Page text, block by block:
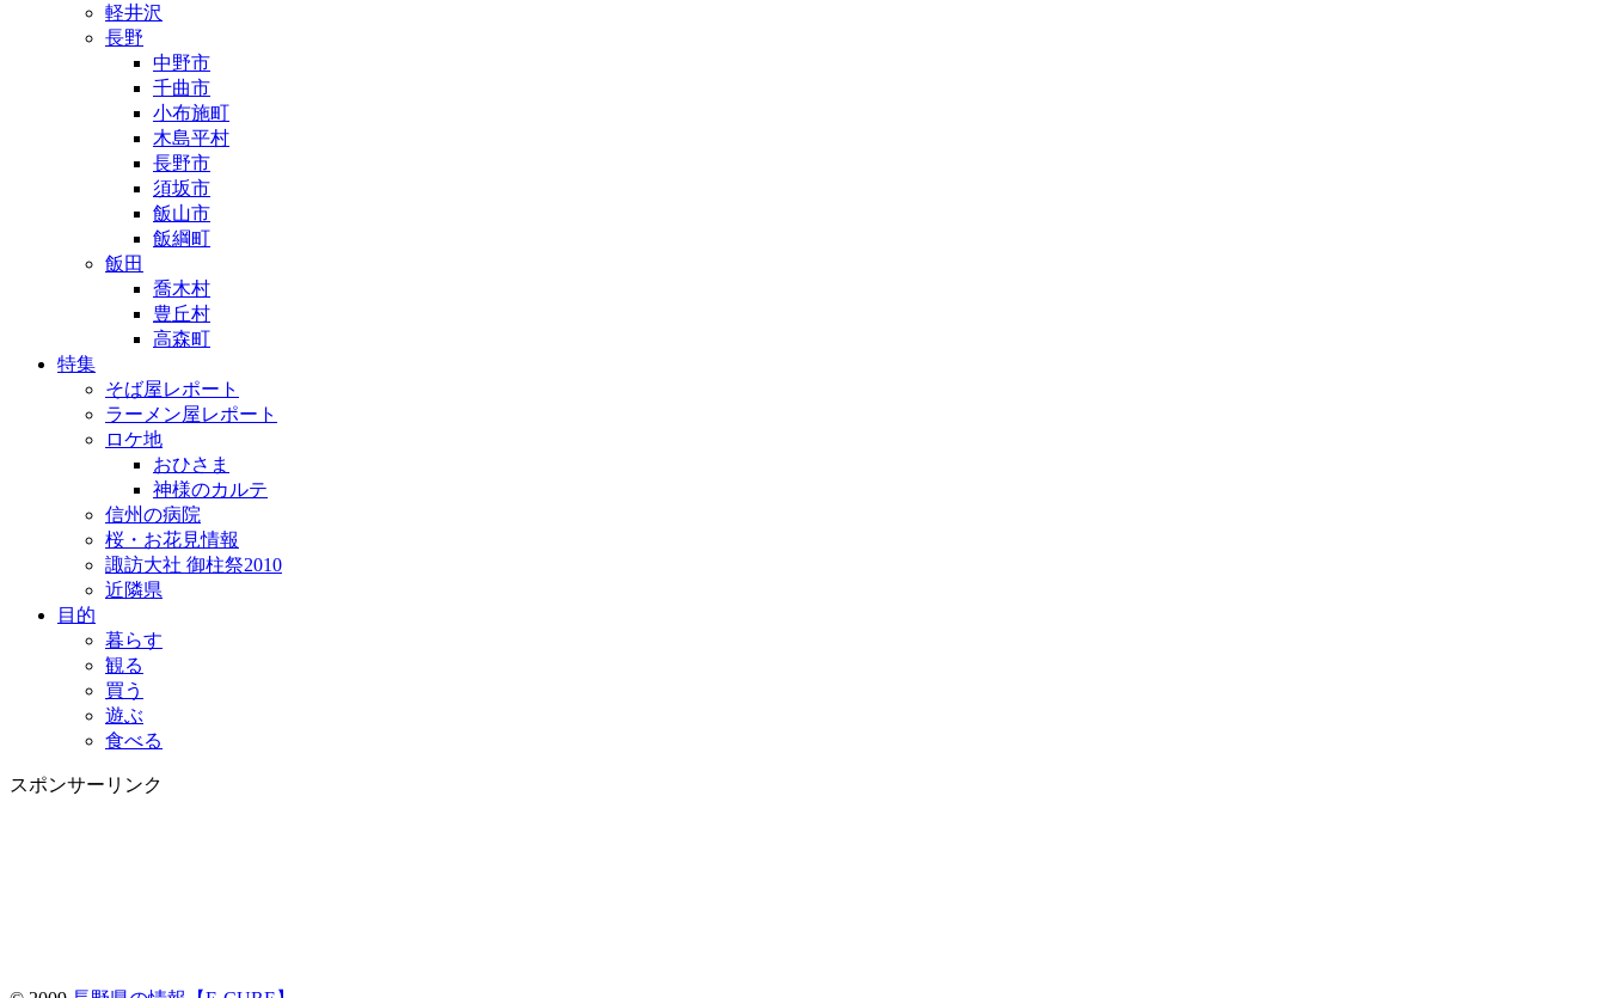
軽井沢
長野
中野市
千曲市
小布施町
木島平村
長野市
須坂市
飯山市
飯綱町
飯田
喬木村
豊丘村
高森町
特集
そば屋レポート
ラーメン屋レポート
ロケ地
おひさま
神様のカルテ
信州の病院
桜・お花見情報
諏訪大社 御柱祭2010
近隣県
目的
暮らす
観る
買う
遊ぶ
食べる
スポンサーリンク